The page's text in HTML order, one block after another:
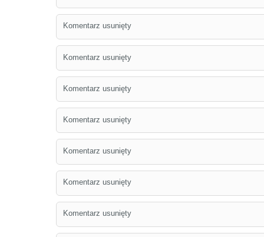
Komentarz usunięty
Komentarz usunięty
Komentarz usunięty
Komentarz usunięty
Komentarz usunięty
Komentarz usunięty
Komentarz usunięty